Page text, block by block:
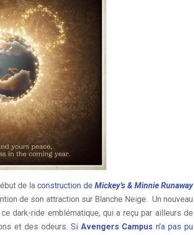
de laconstruction de Mickey’s & Minnie Runaway
de son attraction sur Blanche Neige. Un nouveau
dark-ride emblématique, qui a reçu par ailleurs de
et des odeurs. Si Avengers Campus n’a pas pu